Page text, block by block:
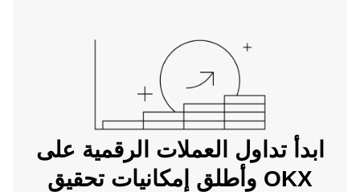
ابدأ تداول العملات الرقمية على
OKX وأطلق إمكانيات تحقيق